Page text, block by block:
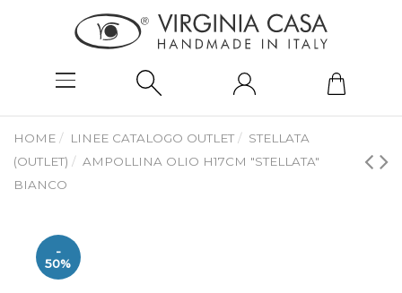
HOME LINEE CATALOGO OUTLET
STELLATA
(OUTLET)
AMPOLLINA OLIO H17CM "STELLATA"
BIANCO
-
50%